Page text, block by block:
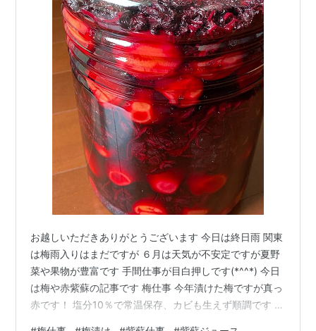
お越しいただきありがとうございます 今日は終日雨 関東
は梅雨入りはまだですが ６月は天気が不安定ですが夏野
菜や果物が豊富です 手間仕事が目白押しです(*^^*) 今日
は梅や赤紫蘇の記事です 梅仕事 今年漬けた梅ですが真っ
赤です！ 塩分10％で常温保存、カビも生えず順調です 今